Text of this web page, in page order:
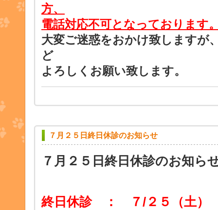
方、
電話対応不可となっております
大変ご迷惑をおかけ致しますが
ど
よろしくお願い致します。
７月２５日終日休診のお知らせ
７月２５日終日休診のお知ら
終日休診 ： ７/２５（土）